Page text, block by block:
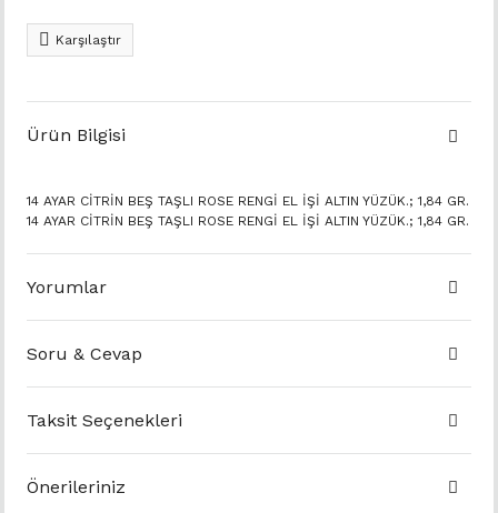
Karşılaştır
Ürün Bilgisi
14 AYAR CİTRİN BEŞ TAŞLI ROSE RENGİ EL İŞİ ALTIN YÜZÜK.; 1,84 GR.
14 AYAR CİTRİN BEŞ TAŞLI ROSE RENGİ EL İŞİ ALTIN YÜZÜK.; 1,84 GR.
Yorumlar
Soru & Cevap
Taksit Seçenekleri
Önerileriniz